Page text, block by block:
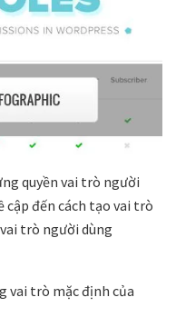
quyền vai trò người
cập đến cách tạo vai trò
trò người dùng
vai trò mặc định của